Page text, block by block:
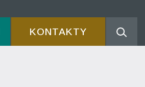
KONTAKTY